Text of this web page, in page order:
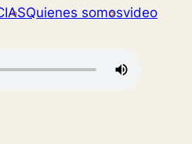
Quienes somosvideo